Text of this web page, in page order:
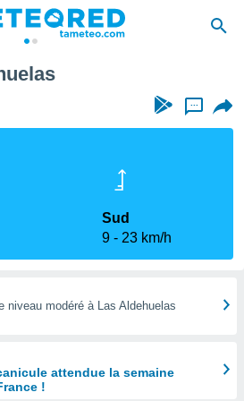
...
Sud
9
23 km/h
niveau modéré à Las Aldehuelas
attendue la semaine
!